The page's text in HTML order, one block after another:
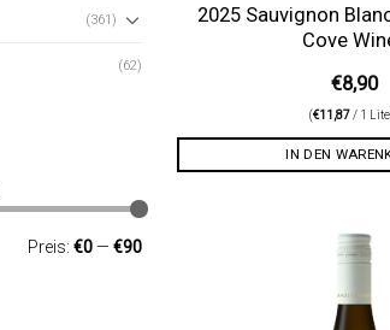
(361)
(62)
Preis: €0— €90
2025 Sauvignon
Cove
€8,90
(€11,87/ 1
IN DEN